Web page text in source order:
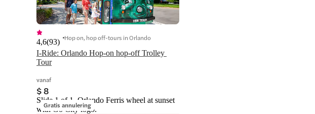
I-Ride: Orlando Hop-on hop-off Trolley
Tour
4,6(93) Hop on, hop off-tours in Orlando
vanaf
$ 8
Gratis annulering
Slide 1 of 1, Orlando Ferris wheel at sunset
with Go City logo.